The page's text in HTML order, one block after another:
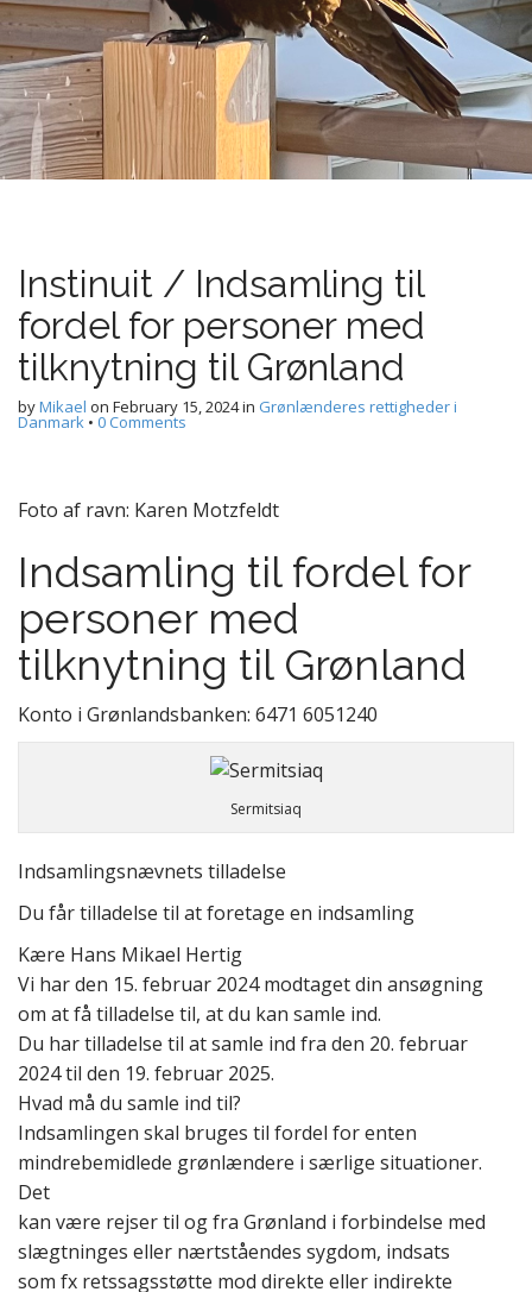
Instinuit / Indsamling til
fordel for personer med
tilknytning til Grønland
byMikael on February 15, 2024in Grønlænderes rettigheder i
Danmark • 0 Comments
Foto af ravn: Karen Motzfeldt
Indsamling til fordel for
personer med
tilknytning til Grønland
Konto i Grønlandsbanken: 6471 6051240
Sermitsiaq
Indsamlingsnævnets tilladelse
Du får tilladelse til at foretage en indsamling
Kære Hans Mikael Hertig
Vi har den 15. februar 2024 modtaget din ansøgning
om at få tilladelse til, at du kan samle ind.
Du har tilladelse til at samle ind fra den 20. februar
2024 til den 19. februar 2025.
Hvad må du samle ind til?
Indsamlingen skal bruges til fordel for enten
mindrebemidlede grønlændere i særlige situationer.
Det
kan være rejser til og fra Grønland i forbindelse med
slægtninges eller nærtståendes sygdom, indsats
som fx retssagsstøtte mod direkte eller indirekte